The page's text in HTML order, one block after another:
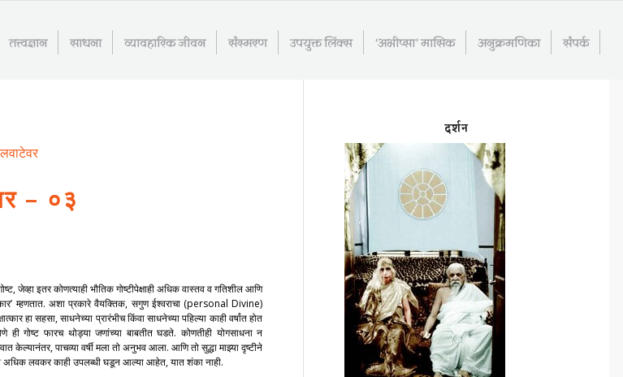
तत्त्वज्ञान साधना व्यावहारिक जीवन संस्मरण उपयुक्त लिंक्स ‘अभीप्सा’ मासिक अनुक्रमणिका संपर्क
– ०३
जेव्हा इतर कोणत्याही भौतिक गोष्टीपेक्षाही अधिक वास्तव व गतिशील आणि
म्हणतात. अशा प्रकारे वैयक्तिक, सगुण ईश्वराचा (personal Divine)
हा सहसा, साधनेच्या प्रारंभीच किंवा साधनेच्या पहिल्या काही वर्षांत होत
ही गोष्ट फारच थोड्या जणांच्या बाबतीत घडते. कोणतीही योगसाधना न
केल्यानंतर, पाचव्या वर्षी मला तो अनुभव आला. आणि तो सुद्धा माझ्या दृष्टीने
अधिक लवकर काही उपलब्धी घडून आल्या आहेत, यात शंका नाही.
दर्शन